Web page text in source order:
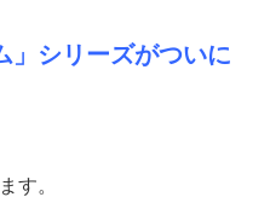
」シリーズがついに
す。